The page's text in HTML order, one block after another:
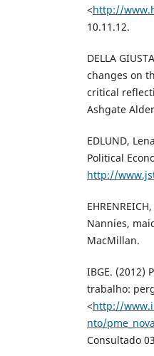
<http://
10.11.12.
DELLA
changes on
critical
Ashgate
EDLUND,
Political
http://
Nannies,
MacMillan.
IBGE. (2012)
trabalho:
<http://
nto/
Consultado